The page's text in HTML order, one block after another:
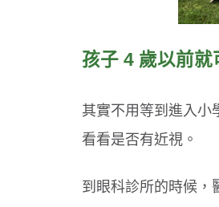
孩子 4 歲以前就
其實不用等到進入小
看看是否有近視。
到眼科診所的時候，